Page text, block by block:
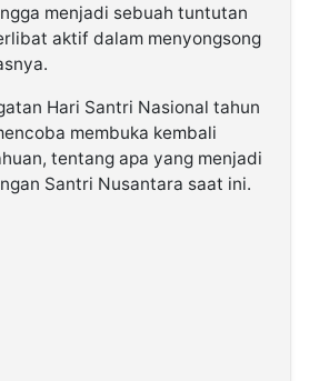
menjadi sebuah tuntutan
aktif dalam menyongsong
Hari Santri Nasional tahun
membuka kembali
tentang apa yang menjadi
Santri Nusantara saat ini.